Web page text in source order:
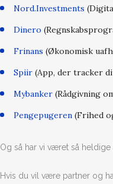
Nord.Investments
Dinero
Frinans (Økonomisk
Spiir (App, der tracker
Mybanker (Rådgivning
Pengepugeren (Frihed
Og så har vi været så
Hvis du vil være partner og